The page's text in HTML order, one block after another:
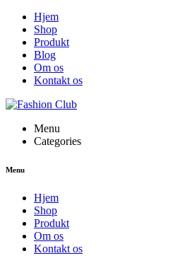
Hjem
Shop
Produkt
Blog
Om os
Kontakt os
Menu
Categories
Menu
Hjem
Shop
Produkt
Om os
Kontakt os